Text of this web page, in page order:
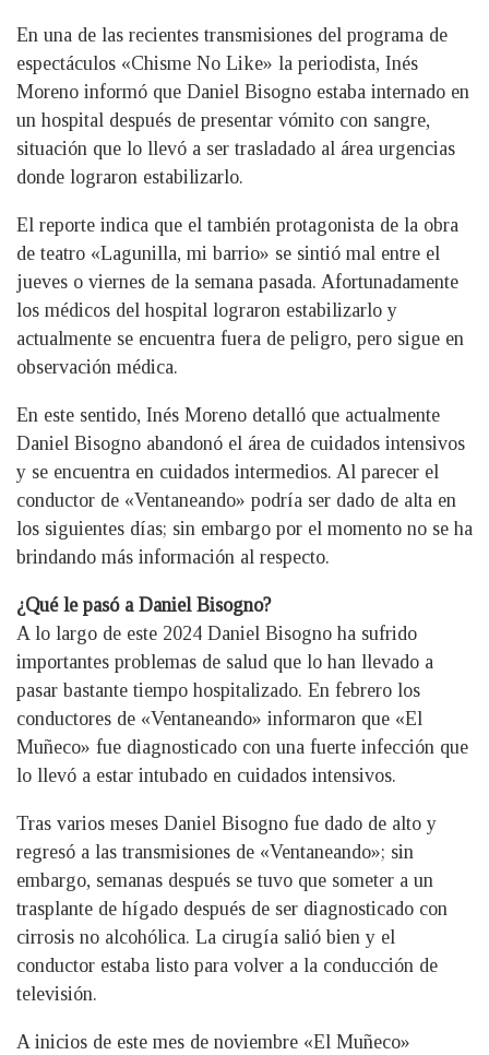
En una de las recientes transmisiones del programa de
espectáculos «Chisme No Like» la periodista, Inés
Moreno informó que Daniel Bisogno estaba internado en
un hospital después de presentar vómito con sangre,
situación que lo llevó a ser trasladado al área urgencias
donde lograron estabilizarlo.
El reporte indica que el también protagonista de la obra
de teatro «Lagunilla, mi barrio» se sintió mal entre el
jueves o viernes de la semana pasada. Afortunadamente
los médicos del hospital lograron estabilizarlo y
actualmente se encuentra fuera de peligro, pero sigue en
observación médica.
En este sentido, Inés Moreno detalló que actualmente
Daniel Bisogno abandonó el área de cuidados intensivos
y se encuentra en cuidados intermedios. Al parecer el
conductor de «Ventaneando» podría ser dado de alta en
los siguientes días; sin embargo por el momento no se ha
brindando más información al respecto.
¿Qué le pasó a Daniel Bisogno?
A lo largo de este 2024 Daniel Bisogno ha sufrido
importantes problemas de salud que lo han llevado a
pasar bastante tiempo hospitalizado. En febrero los
conductores de «Ventaneando» informaron que «El
Muñeco» fue diagnosticado con una fuerte infección que
lo llevó a estar intubado en cuidados intensivos.
Tras varios meses Daniel Bisogno fue dado de alto y
regresó a las transmisiones de «Ventaneando»; sin
embargo, semanas después se tuvo que someter a un
trasplante de hígado después de ser diagnosticado con
cirrosis no alcohólica. La cirugía salió bien y el
conductor estaba listo para volver a la conducción de
televisión.
A inicios de este mes de noviembre «El Muñeco»